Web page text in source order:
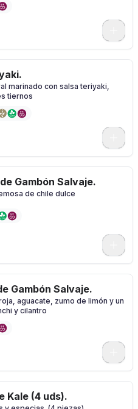
marinado con salsa teriyaki,
tiernos
Gambón Salvaje.
de chile dulce
Gambón Salvaje.
aguacate, zumo de limón y un
y cilantro
Kale (4 uds).